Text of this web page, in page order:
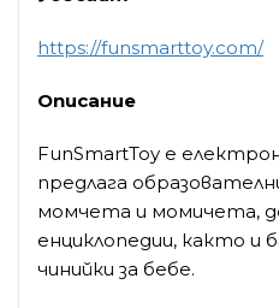
https://funsmarttoy.com/
Описание
FunSmartToy е
предлага
момчета и момичета,
енциклопедии, както и
чинийки за бебе.